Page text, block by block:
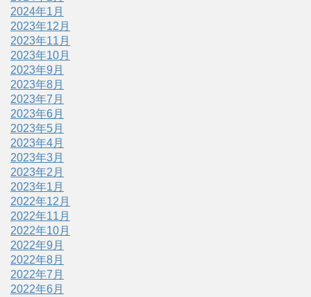
2024年1月
2023年12月
2023年11月
2023年10月
2023年9月
2023年8月
2023年7月
2023年6月
2023年5月
2023年4月
2023年3月
2023年2月
2023年1月
2022年12月
2022年11月
2022年10月
2022年9月
2022年8月
2022年7月
2022年6月